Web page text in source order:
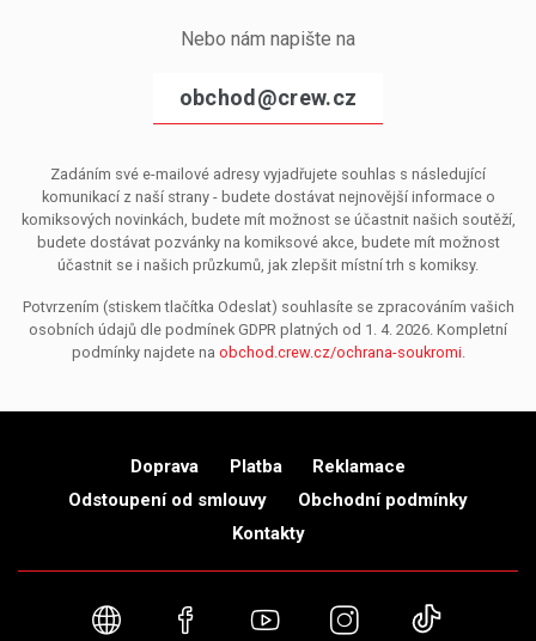
Nebo nám napište na
obchod@crew.cz
Zadáním své e-mailové adresy vyjadřujete souhlas s následující
komunikací z naší strany - budete dostávat nejnovější informace o
komiksových novinkách, budete mít možnost se účastnit našich soutěží,
budete dostávat pozvánky na komiksové akce, budete mít možnost
účastnit se i našich průzkumů, jak zlepšit místní trh s komiksy.
Potvrzením (stiskem tlačítka Odeslat) souhlasíte se zpracováním vašich
osobních údajů dle podmínek GDPR platných od 1. 4. 2026. Kompletní
podmínky najdete na obchod.crew.cz/ochrana-soukromi.
Doprava Platba
Reklamace
Odstoupení od smlouvy
Obchodní podmínky
Kontakty
Webové stránky
FacebookYouTubeInstagram